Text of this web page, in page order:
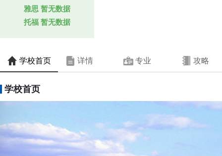
雅思 暂无数据
托福 暂无数据
学校首页 详情 专业 攻略
学校首页